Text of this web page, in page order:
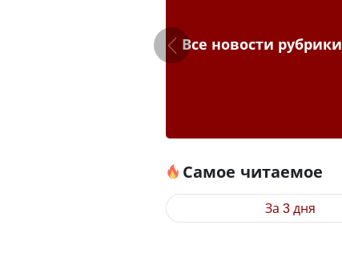
Все новости рубрики
Самое читаемое
За 3 дня